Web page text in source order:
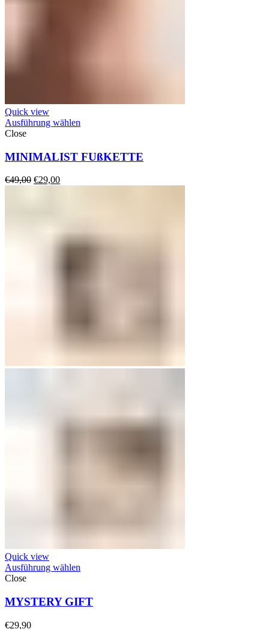
Quick view
Ausführung wählen
Close
MINIMALIST FUßKETTE
€49,00 Ursprünglicher
€29,00Aktueller
Quick view
Ausführung wählen
Close
MYSTERY GIFT
€29,90